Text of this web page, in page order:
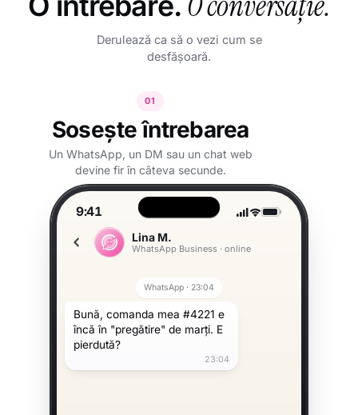
Derulează ca să o vezi cum se
desfășoară.
01
Sosește întrebarea
Un WhatsApp, un DM sau un chat web
devine fir în câteva secunde.
9:41
Lina M.
WhatsApp Business · online
WhatsApp · 23:04
Bună, comanda mea #4221 e
încă în "pregătire" de marți. E
pierdută?
23:04